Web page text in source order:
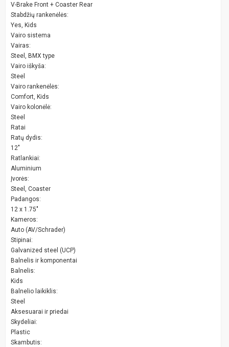
V-Brake Front + Coaster Rear
Stabdžių rankenėlės:
Yes, Kids
Vairo sistema
Vairas:
Steel, BMX type
Vairo iškyša:
Steel
Vairo rankenėlės:
Comfort, Kids
Vairo kolonėlė:
Steel
Ratai
Ratų dydis:
12"
Ratlankiai:
Aluminium
Įvorės:
Steel, Coaster
Padangos:
12 x 1.75"
Kameros:
Auto (AV/Schrader)
Stipinai:
Galvanized steel (UCP)
Balnelis ir komponentai
Balnelis:
Kids
Balnelio laikiklis:
Steel
Aksesuarai ir priedai
Skydeliai:
Plastic
Skambutis: